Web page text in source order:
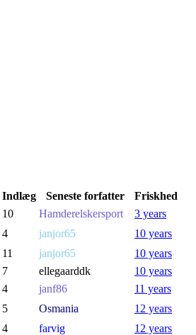
Indlæg Seneste forfatter
Friskhed
10 Hamderelskersport
3 years
4 janjor65
10 years
11 janjor65
10 years
7 ellegaarddk
10 years
4 janf86
11 years
5 Osmania
12 years
4 farvig
12 years